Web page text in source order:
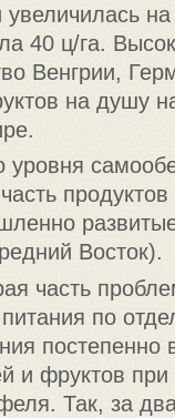
увеличилась
40 ц/га.
Венгрии,
на душу
уровня
Восток).
часть
по
постепенно
и фруктов при
Так, за